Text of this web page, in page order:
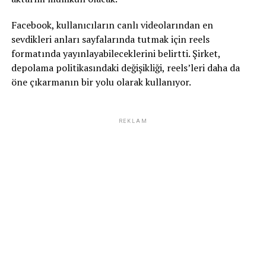
Facebook, kullanıcıların canlı videolarından en
sevdikleri anları sayfalarında tutmak için reels
formatında yayınlayabileceklerini belirtti. Şirket,
depolama politikasındaki değişikliği, reels’leri daha da
öne çıkarmanın bir yolu olarak kullanıyor.
REKLAM